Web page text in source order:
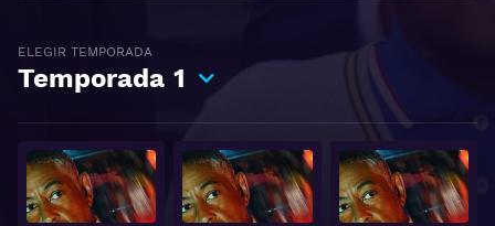
ELEGIR TEMPORADA
Temporada 1
Ver Ver